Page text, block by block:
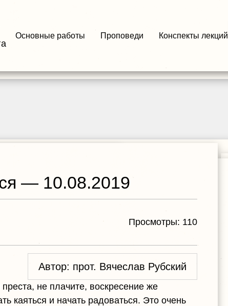
Основные работы Проповеди Конспекты лекций
— 10.08.2019
Просмотры: 110
Автор: прот. Вячеслав Рубский
не плачите, воскресение же
каяться и начать радоваться. Это очень